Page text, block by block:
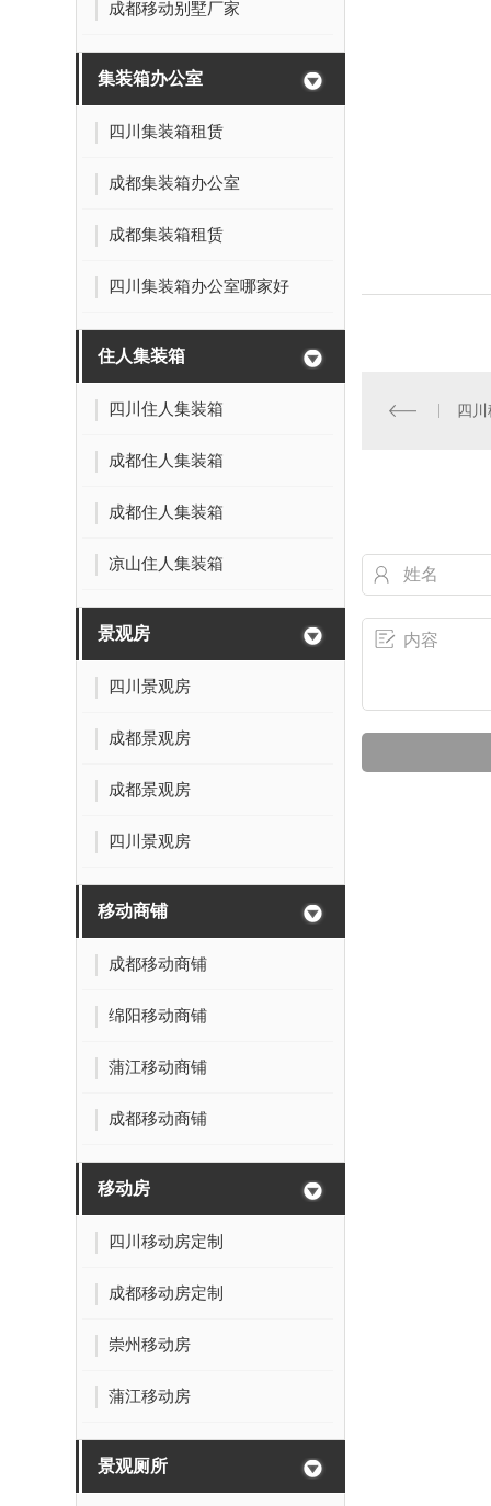
成都移动别墅厂家
集装箱办公室
四川集装箱租赁
成都集装箱办公室
成都集装箱租赁
四川集装箱办公室哪家好
住人集装箱
四川住人集装箱
成都住人集装箱
成都住人集装箱
凉山住人集装箱
景观房
四川景观房
成都景观房
成都景观房
四川景观房
移动商铺
成都移动商铺
绵阳移动商铺
蒲江移动商铺
成都移动商铺
移动房
四川移动房定制
成都移动房定制
崇州移动房
蒲江移动房
景观厕所
四